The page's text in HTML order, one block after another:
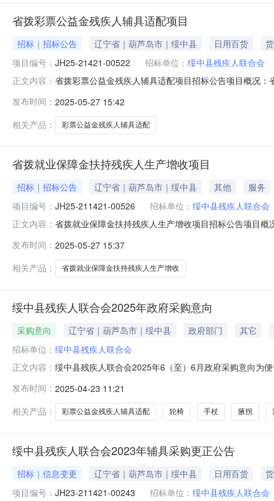
省拨彩票公益金残疾人辅具适配项目
招标｜招标公告 辽宁省｜葫芦岛市｜绥中县 日用百货
项目编号： JH25-21421-00522 招标单位： 绥中县残疾人联合会
正文内容： 省拨彩票公益金残疾人辅具适配项目招标公告项目概况
限价：858899.00元；采购需求：具体内容详见招标文
容：
发布时间： 2025-05-27 15:42
相关产品：
彩票公益金残疾人辅具适配
省拨就业保障金扶持残疾人生产增收项目
招标｜招标公告 辽宁省｜葫芦岛市｜绥中县 其他
服务
项目编号： JH25-211421-00526 招标单位： 绥中县残疾人联合会
正文内容： 省拨就业保障金扶持残疾人生产增收项目招标公告项目
最高限价：990000.00元；采购需求：具体内容详见招
策
发布时间： 2025-05-27 15:37
相关产品：
省拨就业保障金扶持残疾人生产增收
绥中县残疾人联合会2025年政府采购意向
采购意向 辽宁省｜葫芦岛市｜绥中县 政府部门
其它
招标单位： 绥中县残疾人联合会
正文内容： 绥中县残疾人联合会2025年6（至）6月政府采购意向为
持残疾人生产增收项目仔猪996月本次意向是本单位政府
人辅具适配项目轮椅、
发布时间： 2025-04-23 11:21
相关产品：
彩票公益金残疾人辅具适配 轮椅 手杖 腋拐
绥中县残疾人联合会2023年辅具采购更正公告
招标｜信息变更 辽宁省｜葫芦岛市｜绥中县 日用百货
项目编号： JH23-211421-00243 招标单位： 绥中县残疾人联合会